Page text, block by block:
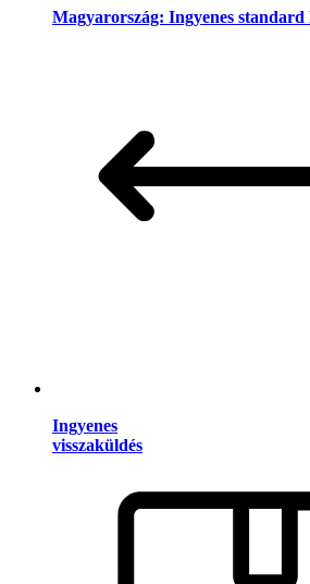
Magyarország: Ingyenes standard
Ingyenes
visszaküldés